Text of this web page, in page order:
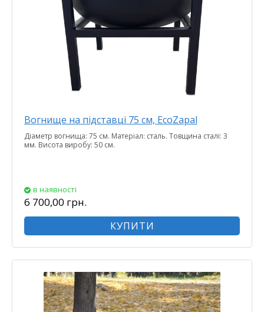
Вогнище на підставці 75 см, EcoZapal
Діаметр вогнища: 75 см. Матеріал: сталь. Товщина сталі: 3
мм. Висота виробу: 50 см.
в наявності
6 700,00 грн.
КУПИТИ